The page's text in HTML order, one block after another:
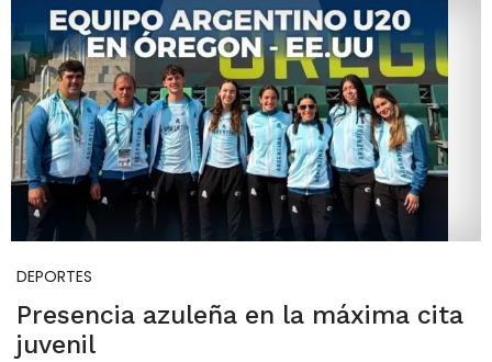
DEPORTES
Presencia azuleña en la máxima cita
juvenil